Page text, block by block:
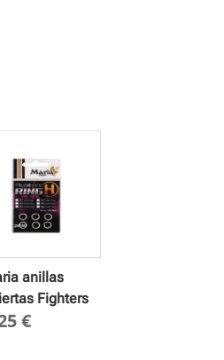
anillas
Fighters
€